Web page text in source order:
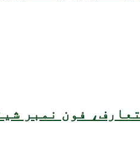
فون نمبر